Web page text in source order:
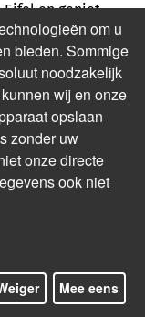
en geniet
biedt een
ideale
op te laden.
om u
bieden. Sommige
noodzakelijk
wij en onze
opslaan
zonder uw
onze directe
ook niet
Mee eens